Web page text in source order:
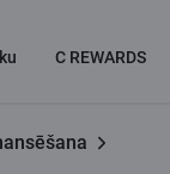
C REWARDS